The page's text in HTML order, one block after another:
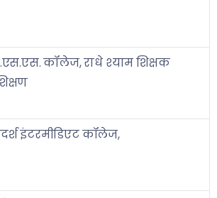
कॉलेज, राधे श्याम शिक्षक
इंटरमीडिएट कॉलेज,